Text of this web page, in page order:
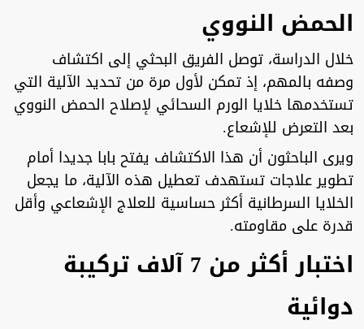
الحمض النووي
خلال الدراسة، توصل الفريق البحثي إلى اكتشاف
وصفه بالمهم، إذ تمكن لأول مرة من تحديد الآلية التي
تستخدمها خلايا الورم السحائي لإصلاح الحمض النووي
بعد التعرض للإشعاع.
ويرى الباحثون أن هذا الاكتشاف يفتح بابا جديدا أمام
تطوير علاجات تستهدف تعطيل هذه الآلية، ما يجعل
الخلايا السرطانية أكثر حساسية للعلاج الإشعاعي وأقل
قدرة على مقاومته.
اختبار أكثر من 7 آلاف تركيبة
دوائية